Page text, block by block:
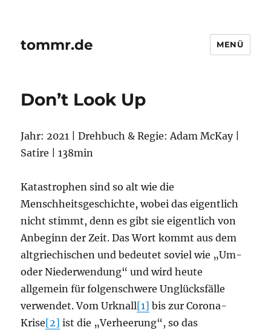
tommr.de MENÜ
Don’t Look Up
Jahr: 2021 | Drehbuch & Regie: Adam McKay |
Satire | 138min
Katastrophen sind so alt wie die
Menschheitsgeschichte, wobei das eigentlich
nicht stimmt, denn es gibt sie eigentlich von
Anbeginn der Zeit. Das Wort kommt aus dem
altgriechischen und bedeutet soviel wie „Um-
oder Niederwendung“ und wird heute
allgemein für folgenschwere Unglücksfälle
verwendet. Vom Urknall[1] bis zur Corona-
Krise[2] ist die „Verheerung“, so das